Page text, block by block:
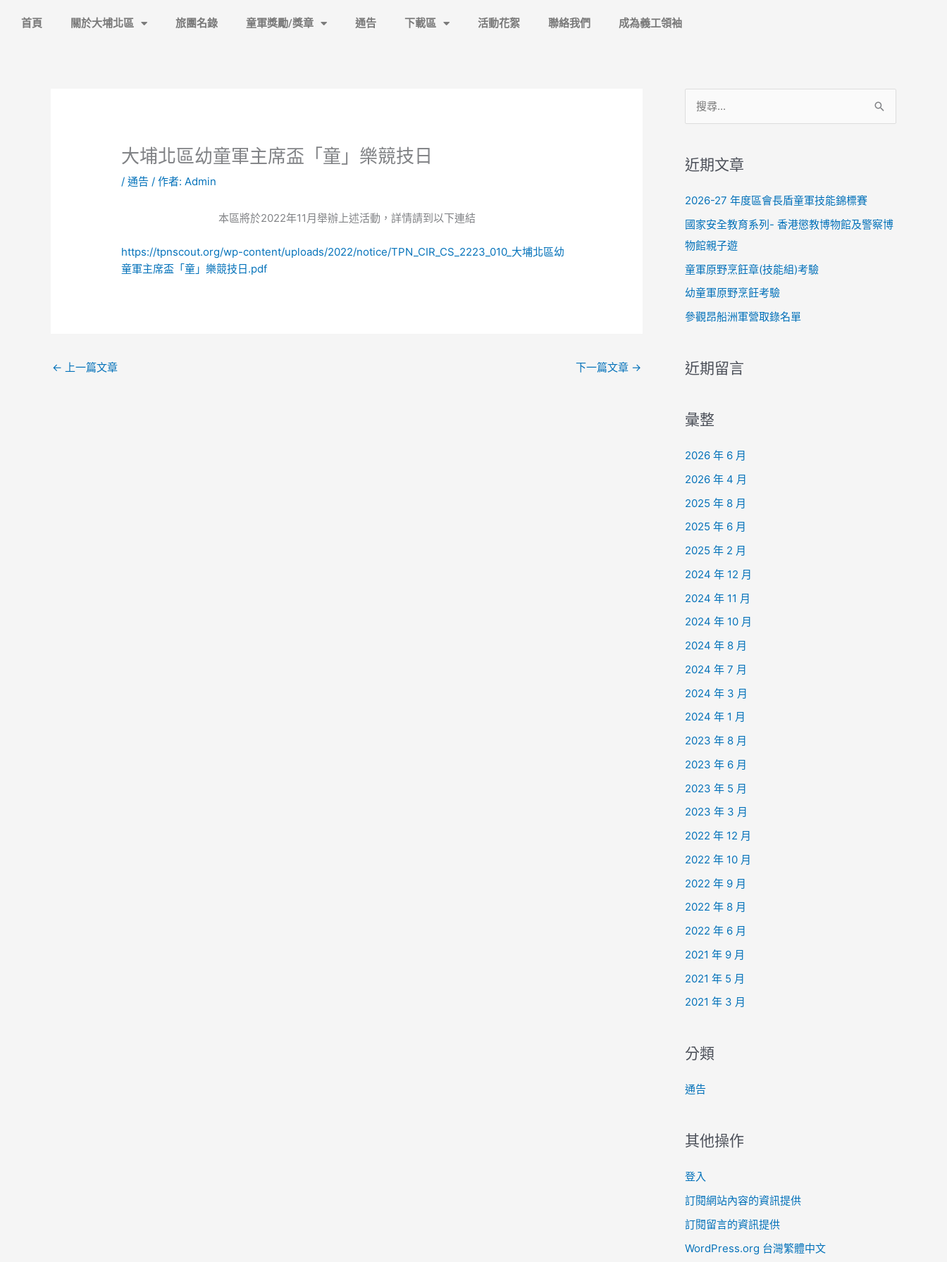
首頁 關於大埔北區 旅團名錄 童軍獎勵/獎章 通告 下載區 活動花絮 聯絡我們 成為義工領袖
大埔北區幼童軍主席盃「童」樂競技日
/通告 / 作者:Admin
本區將於2022年11月舉辦上述活動，詳情請到以下連結
https://tpnscout.org/wp-content/uploads/2022/notice/TPN_CIR_CS_2223_010_大埔北區幼
童軍主席盃「童」樂競技日.pdf
← 上一篇文章 下一篇文章 →
鍵
字
近期文章
2026-27 年度區會長盾童軍技能錦標賽
國家安全教育系列- 香港懲教博物館及警察博
物館親子遊
童軍原野烹飪章(技能組)考驗
幼童軍原野烹飪考驗
參觀昂船洲軍營取錄名單
近期留言
彙整
2026 年 6 月
2026 年 4 月
2025 年 8 月
2025 年 6 月
2025 年 2 月
2024 年 12 月
2024 年 11 月
2024 年 10 月
2024 年 8 月
2024 年 7 月
2024 年 3 月
2024 年 1 月
2023 年 8 月
2023 年 6 月
2023 年 5 月
2023 年 3 月
2022 年 12 月
2022 年 10 月
2022 年 9 月
2022 年 8 月
2022 年 6 月
2021 年 9 月
2021 年 5 月
2021 年 3 月
分類
通告
其他操作
登入
訂閱網站內容的資訊提供
訂閱留言的資訊提供
WordPress.org 台灣繁體中文